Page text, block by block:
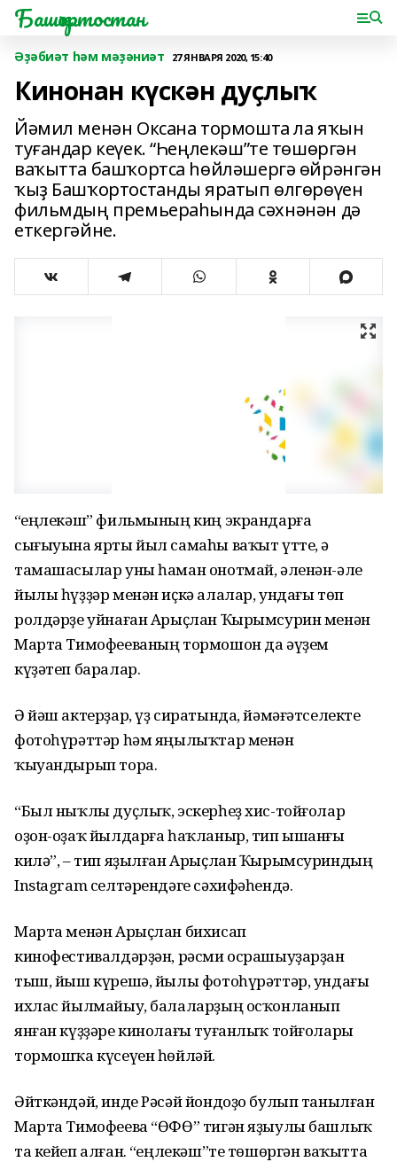
Башҡортостан
Әҙәбиәт һәм мәҙәниәт 27 ЯНВАРЯ 2020, 15:40
Кинонан күскән дуҫлыҡ
Йәмил менән Оксана тормошта ла яҡын
туғандар кеүек. “Һеңлекәш”те төшөргән
ваҡытта башҡортса һөйләшергә өйрәнгән
ҡыҙ Башҡортостанды яратып өлгөрөүен
фильмдың премьераһында сәхнәнән дә
еткергәйне.
“Һеңлекәш” фильмының киң экрандарға
сығыуына ярты йыл самаһы ваҡыт үтте, ә
тамашасылар уны һаман онотмай, әленән-әле
йылы һүҙҙәр менән иҫкә алалар, ундағы төп
ролдәрҙе уйнаған Арыҫлан Ҡырымсурин менән
Марта Тимофееваның тормошон да әүҙем
күҙәтеп баралар.
Ә йәш актерҙар, үҙ сиратында, йәмәғәтселекте
фотоһүрәттәр һәм яңылыҡтар менән
ҡыуандырып тора.
“Был ныҡлы дуҫлыҡ, эскерһеҙ хис-тойғолар
оҙон-оҙаҡ йылдарға һаҡланыр, тип ышанғы
килә”, – тип яҙылған Арыҫлан Ҡырымсуриндың
Instagram селтәрендәге сәхифәһендә.
Марта менән Арыҫлан бихисап
кинофестивалдәрҙән, рәсми осрашыуҙарҙан
тыш, йыш күрешә, йылы фотоһүрәттәр, ундағы
ихлас йылмайыу, балаларҙың осҡонланып
янған күҙҙәре кинолағы туғанлыҡ тойғолары
тормошҡа күсеүен һөйләй.
Әйткәндәй, инде Рәсәй йондоҙо булып танылған
Марта Тимофеева “ӨФӨ” тигән яҙыулы башлыҡ
та кейеп алған. “Һеңлекәш”те төшөргән ваҡытта